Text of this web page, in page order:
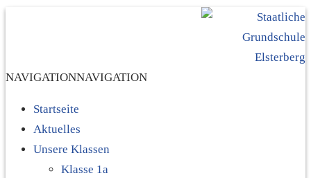
NAVIGATIONNAVIGATION
Startseite
Aktuelles
Unsere Klassen
Klasse 1a